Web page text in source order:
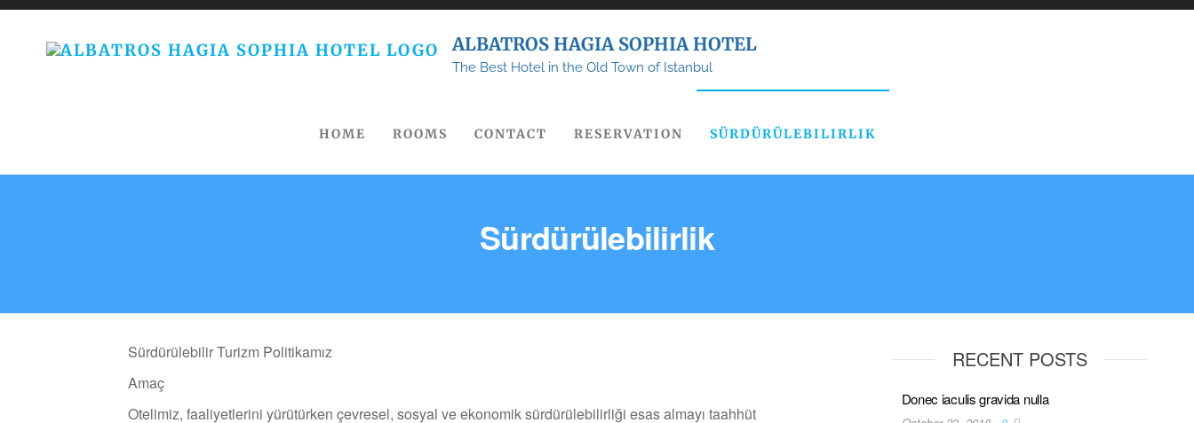
ALBATROS HAGIA SOPHIA HOTEL
The Best Hotel in the Old Town of Istanbul
HOME ROOMS CONTACT RESERVATION SÜRDÜRÜLEBILIRLIK
Sürdürülebilirlik
Sürdürülebilir Turizm Politikamız
Amaç
Otelimiz, faaliyetlerini yürütürken çevresel, sosyal ve ekonomik sürdürülebilirliği esas almayı taahhüt
RECENT POSTS
Donec iaculis gravida nulla